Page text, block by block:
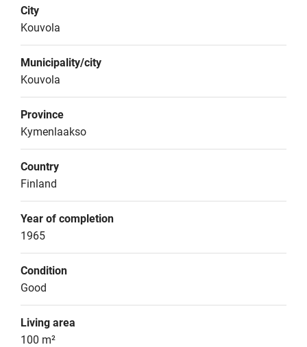
City
Kouvola
Municipality/city
Kouvola
Province
Kymenlaakso
Country
Finland
Year of completion
1965
Condition
Good
Living area
100 m²